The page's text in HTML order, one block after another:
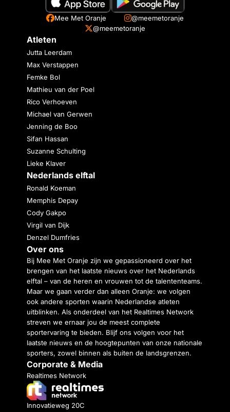
Mee Met Oranje
@meemetoranje
@meemetoranje
Atleten
Jutta Leerdam
Max Verstappen
Femke Bol
Mathieu van der Poel
Rico Verhoeven
Michael van Gerwen
Jenning de Boo
Sifan Hassan
Suzanne Schulting
Lieke Klaver
Nederlands elftal
Ronald Koeman
Memphis Depay
Cody Gakpo
Virgil van Dijk
Denzel Dumfries
Over ons
Bij Mee Met Oranje zijn we gepassioneerd over het
brengen van het laatste nieuws over het Nederlands
elftal – van de heren en vrouwen tot de talententeams.
Maar we gaan verder dan alleen Oranje: we volgen
ook andere sporten waarin Nederlandse atleten
uitblinken. Als onderdeel van het Realtimes Network
streven we ernaar jou de meest complete
sportervaring te bieden. Blijf ons volgen voor het
laatste nieuws en de hoogtepunten van onze nationale
sporters, zowel binnen als buiten de landsgrenzen.
Corporate & Media
Realtimes Network
Innovatieweg 20C